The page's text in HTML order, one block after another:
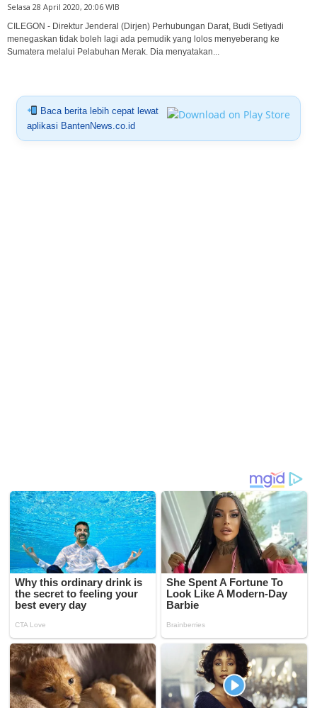
Selasa 28 April 2020, 20:06 WIB
CILEGON - Direktur Jenderal (Dirjen) Perhubungan Darat, Budi Setiyadi
menegaskan tidak boleh lagi ada pemudik yang lolos menyeberang ke
Sumatera melalui Pelabuhan Merak. Dia menyatakan...
Baca berita lebih cepat lewat
aplikasi BantenNews.co.id